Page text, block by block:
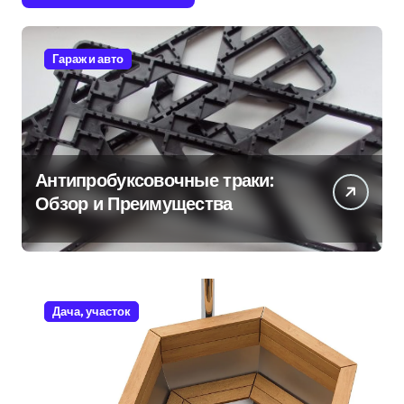
Гараж и авто
Антипробуксовочные траки:
Обзор и Преимущества
Дача, участок